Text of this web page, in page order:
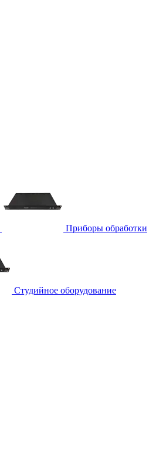
Приборы обработки
Студийное оборудование